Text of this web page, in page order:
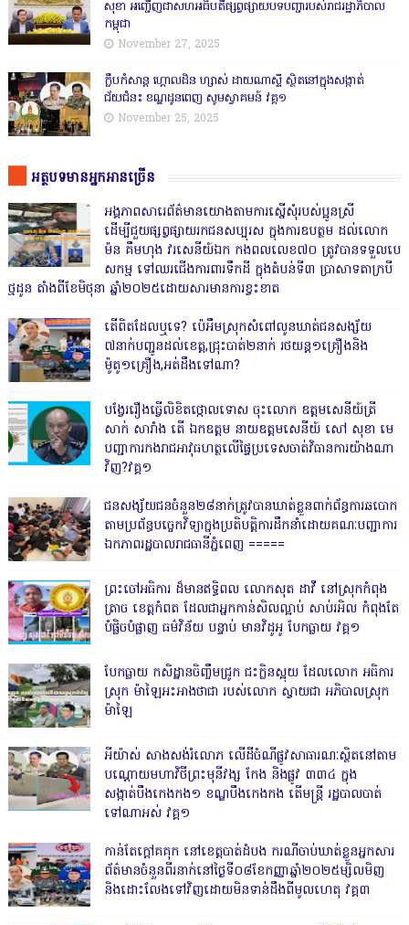
សុខា អញ្ជើញជាសហអធិបតីផ្សព្វផ្សាយបទបញ្ជារបស់រាជរដ្ឋាភិបាល
កម្ពុជា
November 27, 2025
ក្លឹបកំសាន្ត ហ្គោលដិន ហ្សាស់ ដាយណាស្ទី ស្ថិតនៅក្នុងសង្កាត់
ជ័យជំនះ ខណ្ឌដូនពេញ សូមស្វាគមន៍ វគ្គ១
November 25, 2025
អត្ថបទមានអ្នកអានច្រើន
អង្គភាពសារេព័ត៌មានយោងតាមការស្នើសុំរបស់ប្អូនស្រី
ដើម្បីជួយផ្សព្វផ្សាយរកជនសប្បុរស ក្នុងការឧបត្ថម ដល់លោក
ម៉ន គឹមហុង វរសេនីយ៍ឯក កងពលលេខ៧០ ត្រូវបានទទួលបេ
សកម្ម ទៅឈរជើងការពារទឹកដី ក្នុងតំបន់ទី៣ ប្រាសាទតាក្របី
ថ្មដូន តាំងពីខែមិថុនា ឆ្នាំ២០២៥ដោយសារមានការខ្វះខាត
តើពិតដែលឬទេ? ប៉េអឹមស្រុកសំពៅលូនឃាត់ជនសង្ស័យ
៧នាក់បញ្ជូនដល់ខេត្ត,ជ្រុះបាត់២នាក់ រថយន្ត១គ្រឿងនិង
ម៉ូតូ១គ្រឿង,អត់ដឹងទៅណា?
បង្វែររឿងធ្វើលិខិតថ្កោលទោស ចុះលោក ឧត្តមសេនីយ៍ត្រី
សាក់ សារាំង តើ ឯកឧត្តម នាយឧត្តមសេនីយ៍ សៅ សុខា មេ
បញ្ជាការកងរាជអាវុធហត្ថលើផ្ទៃប្រទេសចាត់វិធានការយ៉ាងណា
វិញ?វគ្គ១
ជនសង្ស័យជនចំនួន២៨នាក់ត្រូវបានឃាត់ខ្លួនពាក់ព័ន្ធការឆបោក
តាមប្រព័ន្ធបច្ចេកវិទ្យាក្នុងប្រតិបត្តិការដឹកនាំដោយគណៈបញ្ជាការ
ឯកភាពរដ្ឋបាលរាជធានីភ្នំពេញ ‎=====
ព្រះចៅអធិការ ដ៏មានឥទ្ធិពល លោកសុត ដាវី នៅស្រុកកំពុង
ត្រាច ខេត្តកំពត ដែលជាអ្នកកាន់សិលល្អាប់ សាប់រអិល កំពុងតែ
បំផ្លិចបំផ្លាញ ធម៌វិន័យ បន្ទាប់ មានវិដូអូ បែកធ្លាយ វគ្គ១
បែកធ្លាយ កសិដ្ឋានចិញ្ចឹមជ្រូក ជះក្លិនស្អុយ ដែលលោក អធិការ
ស្រុក ម៉ាឡៃអះអាងថាជា របស់លោក ស្វាយជា អភិបាលស្រុក
ម៉ាឡៃ
អីយ៉ាស់ សាងសង់រំលោភ លើដីចំណីផ្លូវសាធារណៈស្ថិតនៅតាម
បណ្ដោយមហាវិថីព្រះមុនីវង្ស កែង និងផ្លូវ ៣៣៤ ក្នុង
សង្កាត់បឹងកេងកង១ ខណ្ឌបឹងកេងកង តើមន្ត្រី រដ្ឋបាលបាត់
ទៅណាអស់ វគ្គ១
កាន់តែក្តៅគគុក នៅខេត្តបាត់ដំបង ករណីចាប់ឃាត់ខ្លួនអ្នកសារ
ព័ត៌មានចំនួនពីរនាក់នៅថ្ងៃទី០៨ខែកញ្ញាឆ្នាំ២០២៥ម្សិលមិញ
និងដោះលែងទៅវិញដោយមិនទាន់ដឹងពីមូលហេតុ វគ្គ៣